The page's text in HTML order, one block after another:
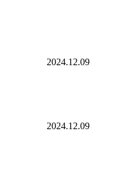
2024.12.09
2024.12.09